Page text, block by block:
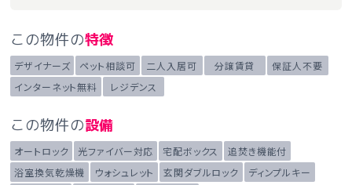
この物件の特徴
デザイナーズ ペット相談可 二人入居可 分譲賃貸
保証人不要
インターネット無料
レジデンス
この物件の設備
オートロック 光ファイバー対応 宅配ボックス
追焚き機能付
浴室換気乾燥機
ウォシュレット 玄関ダブルロック
ディンプルキー